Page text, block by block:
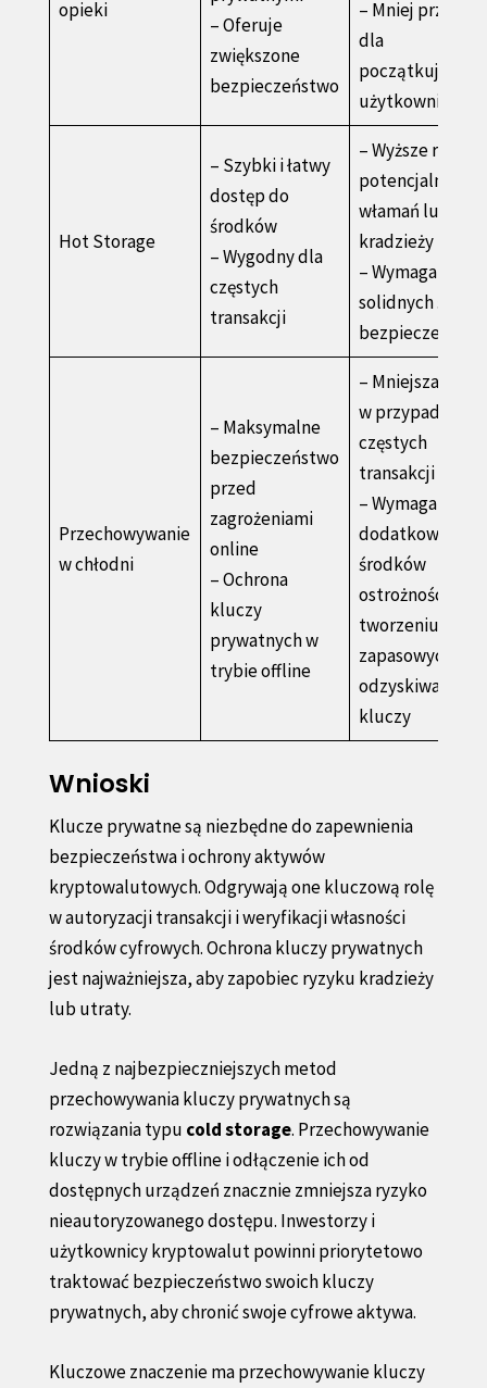
opieki
– Oferuje
zwiększone
bezpieczeństwo
– Mniej
dla
początkujących
użytkowników
Hot Storage
– Szybki i łatwy
dostęp do
środków
– Wygodny dla
częstych
transakcji
– Wyższe ryzyko
potencjalnych
włamań lub
kradzieży
– Wymaga
solidnych
bezpieczeństwa
Przechowywanie
w chłodni
– Maksymalne
bezpieczeństwo
przed
zagrożeniami
online
– Ochrona
kluczy
prywatnych w
trybie offline
– Mniejsza
w przypadku
częstych
transakcji
– Wymaga
dodatkowych
środków
ostrożności przy
tworzeniu kopii
zapasowych i
odzyskiwaniu
kluczy
Wnioski
Klucze prywatne są niezbędne do zapewnienia
bezpieczeństwa i ochrony aktywów
kryptowalutowych. Odgrywają one kluczową rolę
w autoryzacji transakcji i weryfikacji własności
środków cyfrowych. Ochrona kluczy prywatnych
jest najważniejsza, aby zapobiec ryzyku kradzieży
lub utraty.
Jedną z najbezpieczniejszych metod
przechowywania kluczy prywatnych są
rozwiązania typu cold storage. Przechowywanie
kluczy w trybie offline i odłączenie ich od
dostępnych urządzeń znacznie zmniejsza ryzyko
nieautoryzowanego dostępu. Inwestorzy i
użytkownicy kryptowalut powinni priorytetowo
traktować bezpieczeństwo swoich kluczy
prywatnych, aby chronić swoje cyfrowe aktywa.
Kluczowe znaczenie ma przechowywanie kluczy